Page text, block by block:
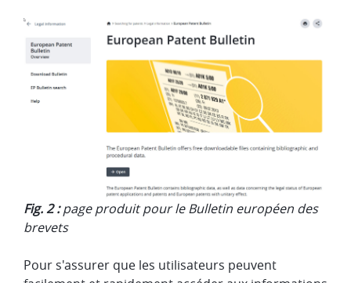
Fig. 2 :page produit pour le Bulletin européen des
brevets
Pour s'assurer que les utilisateurs peuvent